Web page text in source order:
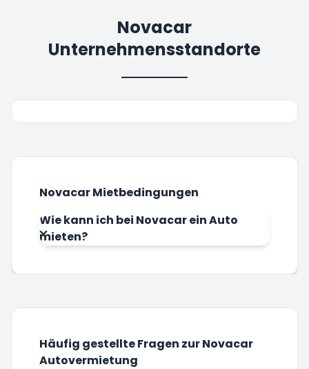
Novacar
Unternehmensstandorte
Novacar Mietbedingungen
Wie kann ich bei Novacar ein Auto
mieten?
Häufig gestellte Fragen zur Novacar
Autovermietung